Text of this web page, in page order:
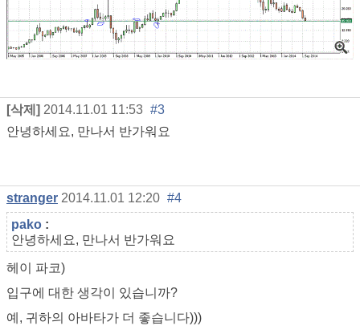
[삭제] 2014.11.01 11:53 #3
안녕하세요, 만나서 반가워요
stranger 2014.11.01 12:20 #4
pako :
안녕하세요, 만나서 반가워요
헤이 파코)
입구에 대한 생각이 있습니까?
예, 귀하의 아바타가 더 좋습니다)))